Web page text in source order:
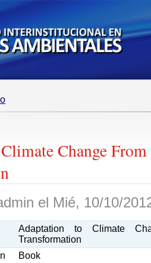
Change
el Mié, 10/10/
Adaptation to Climate
Transformation
Book